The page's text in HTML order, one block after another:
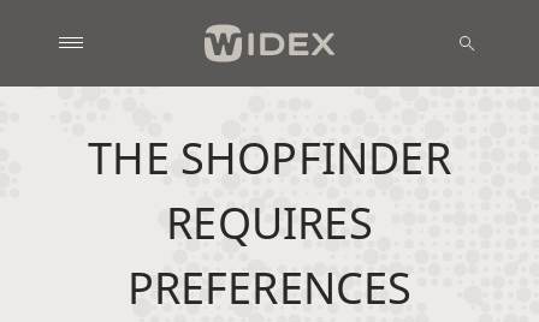
THE SHOPFINDER
REQUIRES
PREFERENCES